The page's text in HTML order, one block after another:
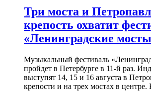
Три моста и
крепость охватит
«Ленинградские
Музыкальный фестиваль
пройдет в Петербурге в 11-й раз.
выступят 14, 15 и 16 августа в
крепости и на трех мостах в